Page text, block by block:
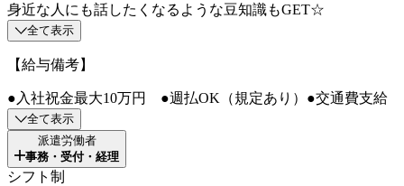
身近な人にも話したくなるような豆知識もGET☆
全て表示
【給与備考】
●入社祝金最大10万円 ●週払OK（規定あり）●交通費支給
全て表示
派遣労働者
事務・受付・経理
シフト制